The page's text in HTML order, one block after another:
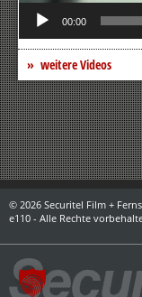
00:00
weitere Videos
© 2026 Securitel Film +
e110 - Alle Rechte